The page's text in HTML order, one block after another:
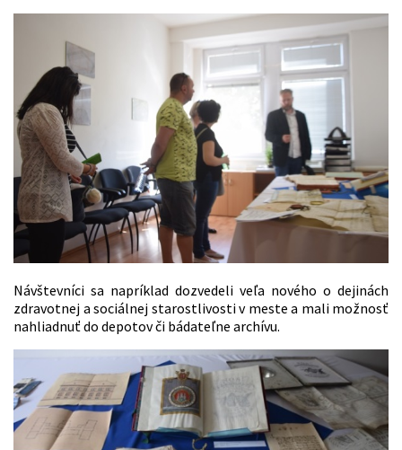
Návštevníci sa napríklad dozvedeli veľa nového o dejinách
zdravotnej a sociálnej starostlivosti v meste a mali možnosť
nahliadnuť do depotov či bádateľne archívu.